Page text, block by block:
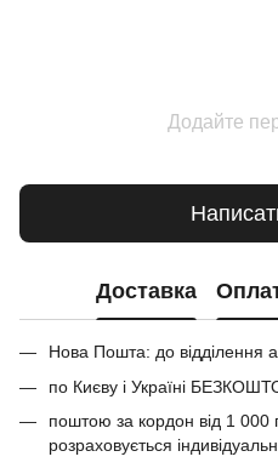
Додайте
Доставка
Нова Пошта: до відділення
по Києву і Україні
поштою за кордон від 1 000
розраховується